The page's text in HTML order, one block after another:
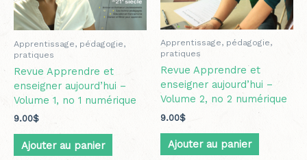
Apprentissage, pédagogie,
pratiques
Revue Apprendre et
enseigner aujourd’hui –
Volume 1, no 1 numérique
9.00$
Ajouter au panier
Apprentissage, pédagogie,
pratiques
Revue Apprendre et
enseigner aujourd’hui –
Volume 2, no 2 numérique
9.00$
Ajouter au panier